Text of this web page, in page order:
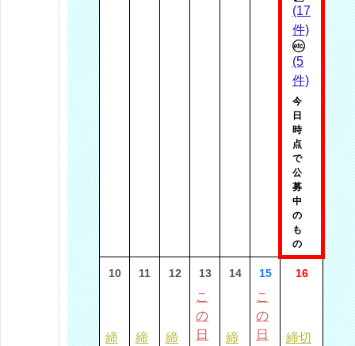
(17
件)
(5
件)
今
日
時
点
で
公
募
中
の
も
の
10
締
11
締
12
締
13
こ
の
日
14
締
15
こ
の
日
16
締切